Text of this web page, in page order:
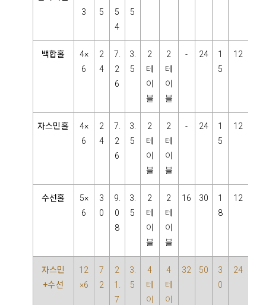
3
5
5
4
5
백합홀
4×
6
2
4
7.
2
6
3.
5
2
테
이
블
2
테
이
블
- 24
1
5
12
자스민홀
4×
6
2
4
7.
2
6
3.
5
2
테
이
블
2
테
이
블
- 24
1
5
12
수선홀
5×
6
3
0
9.
0
8
3.
5
2
테
이
블
2
테
이
블
16 30
1
8
12
자스민
+수선
12
×6
7
2
2
1.
7
3.
5
4
테
이
4
테
이
32 50
3
0
24